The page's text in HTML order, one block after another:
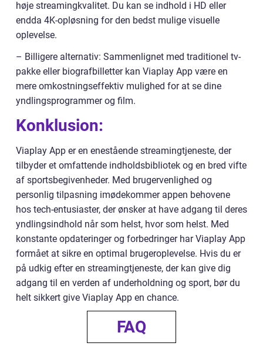
høje streamingkvalitet. Du kan se indhold i HD eller
endda 4K-opløsning for den bedst mulige visuelle
oplevelse.
– Billigere alternativ: Sammenlignet med traditionel tv-
pakke eller biografbilletter kan Viaplay App være en
mere omkostningseffektiv mulighed for at se dine
yndlingsprogrammer og film.
Konklusion:
Viaplay App er en enestående streamingtjeneste, der
tilbyder et omfattende indholdsbibliotek og en bred vifte
af sportsbegivenheder. Med brugervenlighed og
personlig tilpasning imødekommer appen behovene
hos tech-entusiaster, der ønsker at have adgang til deres
yndlingsindhold når som helst, hvor som helst. Med
konstante opdateringer og forbedringer har Viaplay App
formået at sikre en optimal brugeroplevelse. Hvis du er
på udkig efter en streamingtjeneste, der kan give dig
adgang til en verden af underholdning og sport, bør du
helt sikkert give Viaplay App en chance.
FAQ